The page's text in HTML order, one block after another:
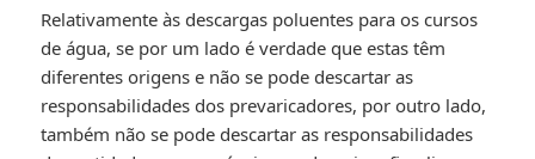
Relativamente às descargas poluentes para os cursos
de água, se por um lado é verdade que estas têm
diferentes origens e não se pode descartar as
responsabilidades dos prevaricadores, por outro lado,
também não se pode descartar as responsabilidades